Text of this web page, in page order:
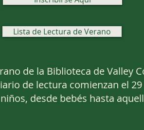
de la Biblioteca de Valley
de lectura comienzan el
desde bebés hasta
Lista de Lectura de Verano